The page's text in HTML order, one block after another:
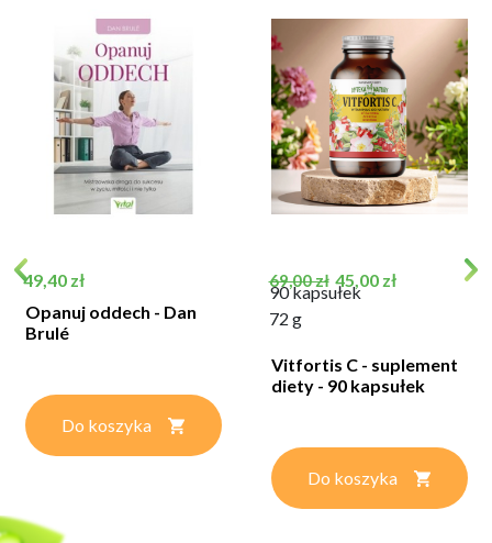
Cena
49,40 zł
Opanuj oddech - Dan
Brulé
Do koszyka
Cena podstawowa
69,00 zł Cena
45,00 zł
90 kapsułek
72 g
Vitfortis C - suplement
diety - 90 kapsułek
Do koszyka